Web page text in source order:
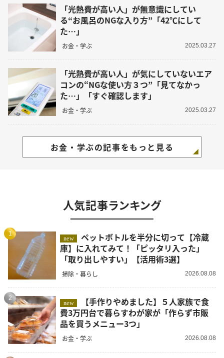
「光熱費が高い人」が無意識にしてい
る“お風呂のNGな入り方”「42℃にして
た…」
お金・学ぶ 2025.03.27
「光熱費が高い人」が気にしていないエア
コンの“NGな使い方３つ”「見てなかっ
た…」「すぐ確認します」
お金・学ぶ 2025.03.27
お金・学ぶの記事をもっと見る
人気記事ランキング
1
new
ペットボトルを半分に切って【冷蔵
庫】に入れてみて！「ピッタリ入った」
「取り出しやすい」【活用術3選】
掃除・暮らし 2026.08.08
2
new
費3万円台で暮らすわが家が「作らず市販
品を買うメニュー3つ」
お金・学ぶ 2026.08.08